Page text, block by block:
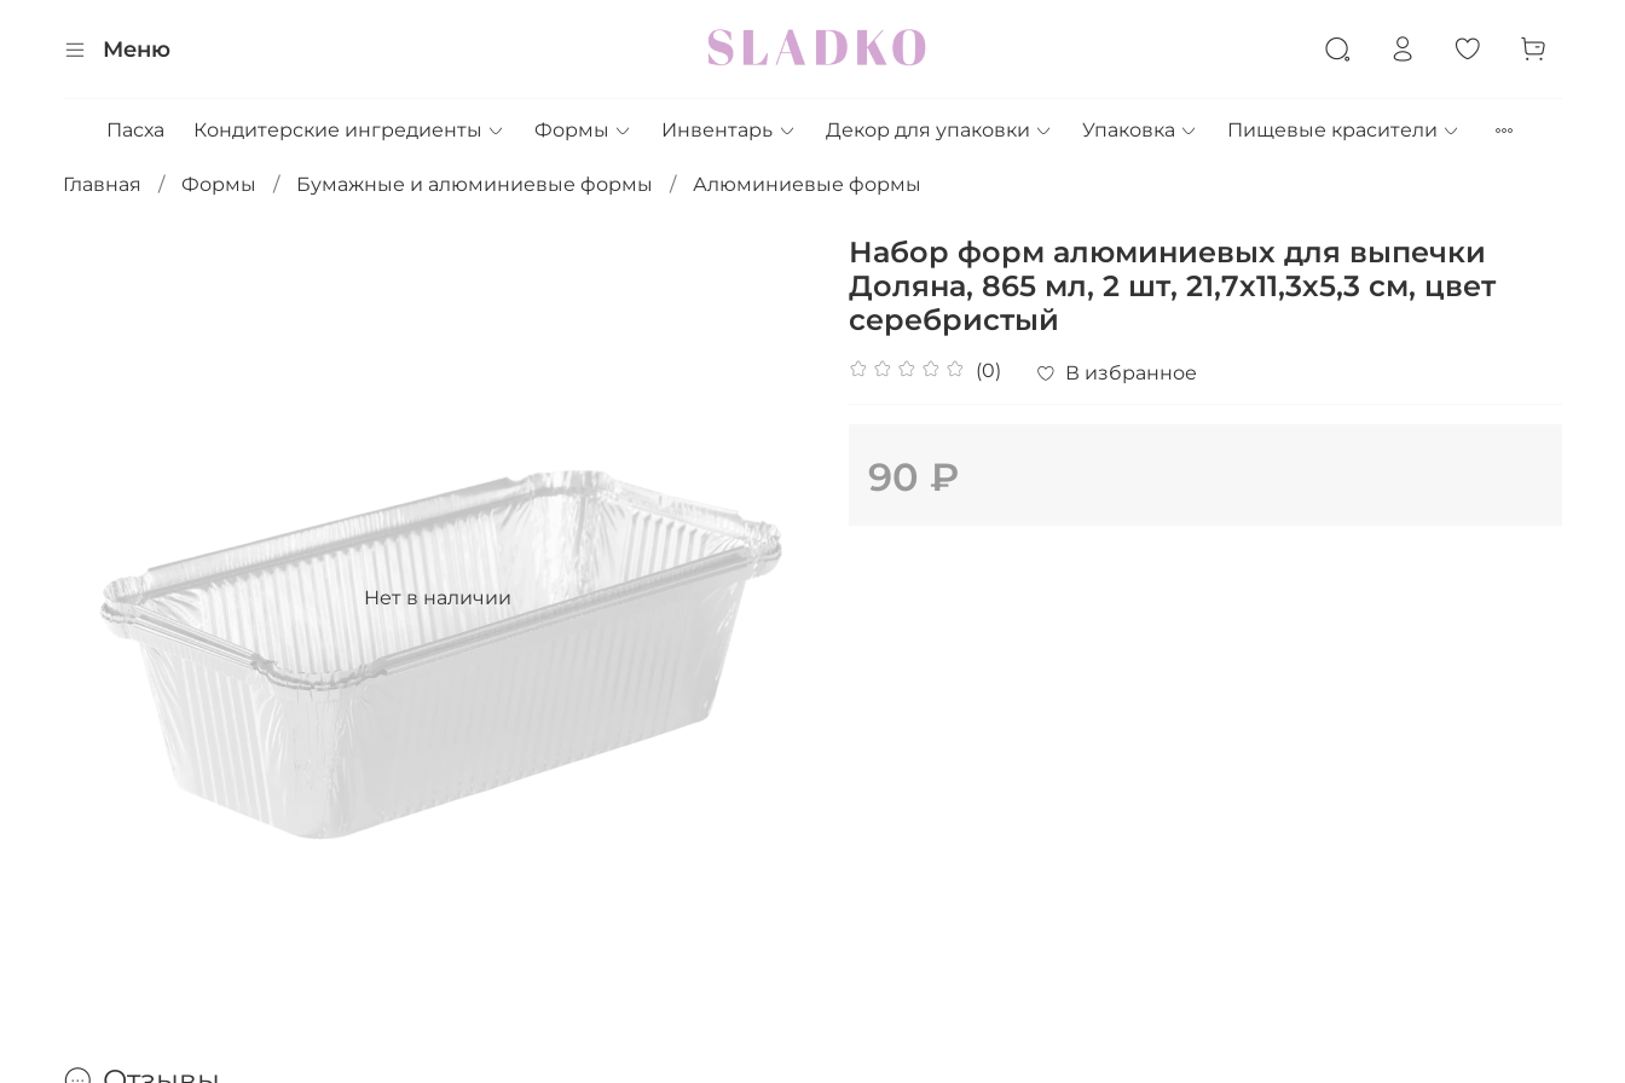
Меню
Пасха Кондитерские ингредиенты Формы Инвентарь Декор для упаковки Упаковка Пищевые красители
Главная Формы Бумажные и алюминиевые формы Алюминиевые формы
Нет в наличии
Набор форм алюминиевых для выпечки
Доляна, 865 мл, 2 шт, 21,7х11,3х5,3 см, цвет
серебристый
(0) В избранное
90 ₽